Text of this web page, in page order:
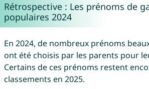
Rétrospective : Les prénoms de
populaires 2024
En 2024, de nombreux prénoms
ont été choisis par les parents pour
Certains de ces prénoms restent
classements en 2025.